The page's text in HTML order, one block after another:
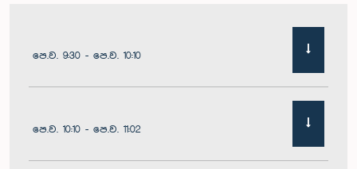
පෙ.ව. 9:30 - පෙ.ව. 10:10
පෙ.ව. 10:10 - පෙ.ව. 11:02